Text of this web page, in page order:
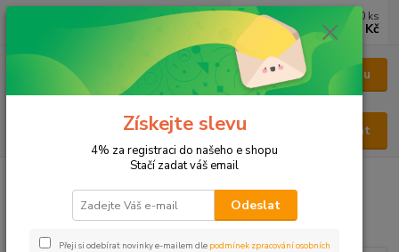
Menu
Hledat
0 ks
0 Kč
Vrba kůra
Získejte slevu
4% za registraci do našeho e shopu
Stačí zadat váš email
Odeslat
Přeji si odebírat novinky e-mailem dle podmínek zpracování osobních